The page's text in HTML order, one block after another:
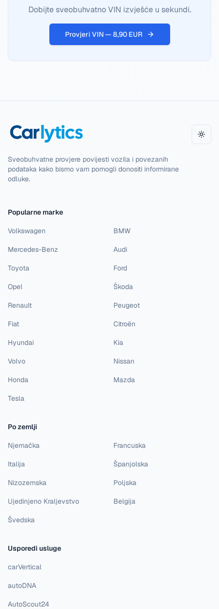
Dobijte sveobuhvatno VIN izvješće u sekundi.
Provjeri VIN — 8,90 EUR
Sveobuhvatne provjere povijesti vozila i povezanih
podataka kako bismo vam pomogli donositi informirane
odluke.
Popularne marke
Volkswagen BMW
Mercedes-Benz Audi
Toyota Ford
Opel Škoda
Renault Peugeot
Fiat Citroën
Hyundai Kia
Volvo Nissan
Honda Mazda
Tesla
Po zemlji
Njemačka Francuska
Italija Španjolska
Nizozemska Poljska
Ujedinjeno Kraljevstvo Belgija
Švedska
Usporedi usluge
carVertical
autoDNA
AutoScout24